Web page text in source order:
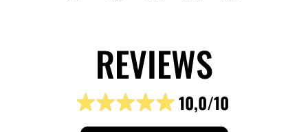
REVIEWS
10,0/10